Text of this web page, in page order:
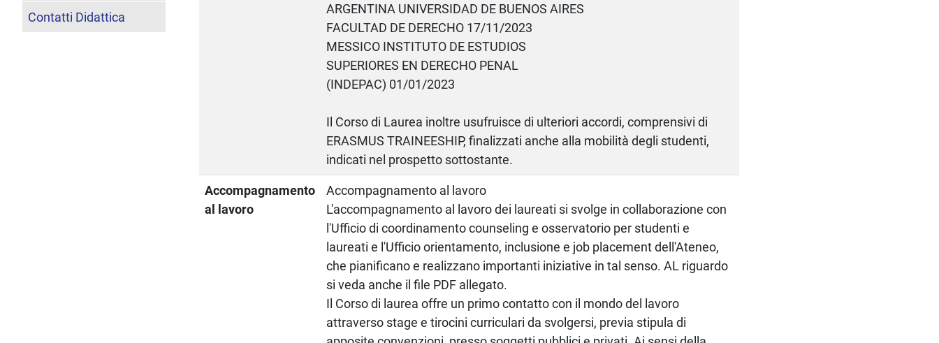
ARGENTINA UNIVERSIDAD DE BUENOS AIRES
FACULTAD DE DERECHO 17/11/2023
MESSICO INSTITUTO DE ESTUDIOS
SUPERIORES EN DERECHO PENAL
(INDEPAC) 01/01/2023
Il Corso di Laurea inoltre usufruisce di ulteriori accordi, comprensivi di
ERASMUS TRAINEESHIP, finalizzati anche alla mobilità degli studenti,
indicati nel prospetto sottostante.
Accompagnamento
al lavoro
Accompagnamento al lavoro
L'accompagnamento al lavoro dei laureati si svolge in collaborazione con
l'Ufficio di coordinamento counseling e osservatorio per studenti e
laureati e l'Ufficio orientamento, inclusione e job placement dell'Ateneo,
che pianificano e realizzano importanti iniziative in tal senso. AL riguardo
si veda anche il file PDF allegato.
Il Corso di laurea offre un primo contatto con il mondo del lavoro
attraverso stage e tirocini curriculari da svolgersi, previa stipula di
Contatti Didattica